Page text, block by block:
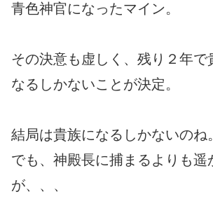
青色神官になったマイン。
その決意も虚しく、残り２年で
なるしかないことが決定。
結局は貴族になるしかないのね。
でも、神殿長に捕まるよりも遥
が、、、